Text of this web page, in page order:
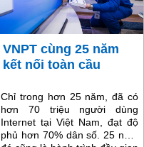
VNPT cùng 25 năm
kết nối toàn cầu
Chỉ trong hơn 25 năm, đã có
hơn 70 triệu người dùng
Internet tại Việt Nam, đạt độ
phủ hơn 70% dân số. 25 năm